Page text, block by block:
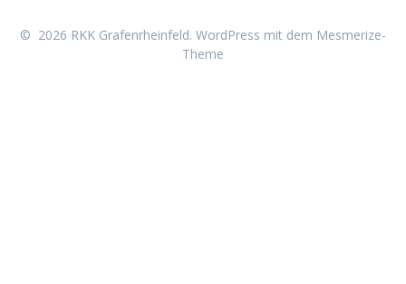
© 2026 RKK Grafenrheinfeld. WordPress mit dem Mesmerize-
Theme